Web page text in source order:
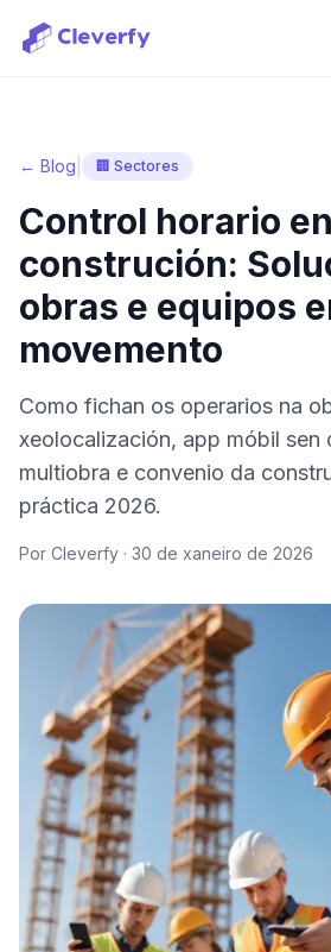
Próbao gratis
← Blog 🏢 Sectores
Control horario en
construción:
obras e equipos
movemento
Como fichan os operarios na
xeolocalización, app móbil sen
multiobra e convenio da
práctica 2026.
Por Cleverfy · 30 de xaneiro de 2026